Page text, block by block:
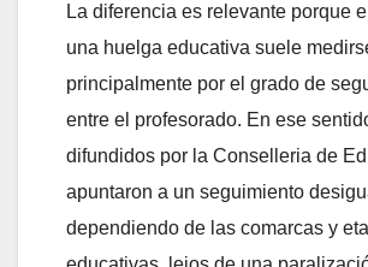
La diferencia es relevante porque
una huelga educativa suele
principalmente por el grado de
entre el profesorado. En ese
difundidos por la Conselleria de
apuntaron a un seguimiento
dependiendo de las comarcas y